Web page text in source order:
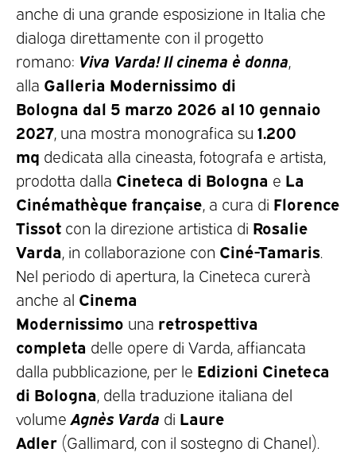
anche di una grande esposizione in Italia che
dialoga direttamente con il progetto
romano: Viva Varda! Il cinema è donna
alla Galleria Modernissimo di
Bologna dal 5 marzo 2026 al 10 gennaio
2027 , una mostra monografica su 1.200
mq dedicata alla cineasta, fotografa e artista,
prodotta dalla Cineteca di Bologna e La
Cinémathèque française , a cura di Florence
Tissot con la direzione artistica di Rosalie
Varda , in collaborazione con Ciné-Tamaris
Nel periodo di apertura, la Cineteca curerà
anche al Cinema
Modernissimo una retrospettiva
completa delle opere di Varda, affiancata
dalla pubblicazione, per le Edizioni Cineteca
di Bologna , della traduzione italiana del
volume Agnès Varda di Laure
Adler (Gallimard, con il sostegno di Chanel).